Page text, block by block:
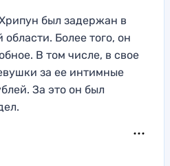
был задержан в
Более того, он
В том числе, в свое
за ее интимные
За это он был